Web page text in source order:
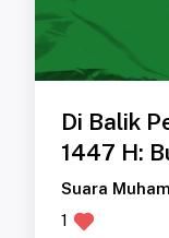
Di Balik
1447 H:
Suara
1